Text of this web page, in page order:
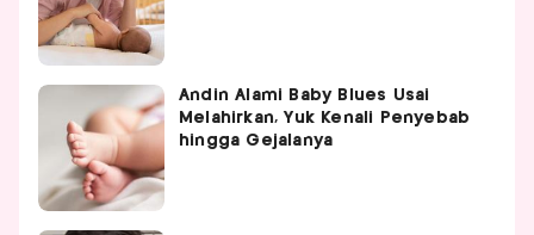
Andin Alami Baby Blues Usai
Melahirkan, Yuk Kenali Penyebab
hingga Gejalanya